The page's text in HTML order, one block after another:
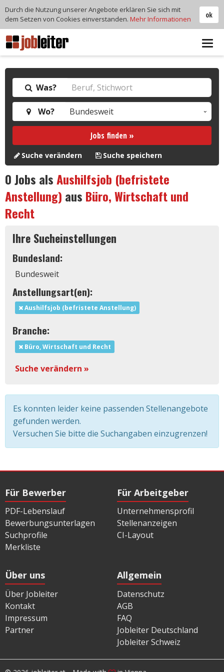
Was?
Wo?
Jobs finden »
Suche verändern Suche speichern
0Jobs alsAushilfsjob (befristete
Anstellung) aus Büro, Wirtschaft und
Recht
Ihre Sucheinstellungen
Bundesland:
Bundesweit
Anstellungsart(en):
Aushilfsjob (befristete Anstellung)
Branche:
Büro, Wirtschaft und Recht
Suche verändern »
Es konnten leider keine passenden Stellenangebote
gefunden werden.
Versuchen Sie bitte die Suchangaben einzugrenzen!
Für Bewerber
PDF-Lebenslauf
Bewerbungsunterlagen
Suchprofile
Merkliste
Für Arbeitgeber
Unternehmensprofil
Stellenanzeigen
CI-Layout
Über uns
Über Jobleiter
Kontakt
Impressum
Partner
Allgemein
Datenschutz
AGB
FAQ
Jobleiter Deutschland
Jobleiter Schweiz
ok
Durch die Nutzung unserer Angebote erklären Sie sich mit
dem Setzen von Cookies einverstanden. Mehr Informationen